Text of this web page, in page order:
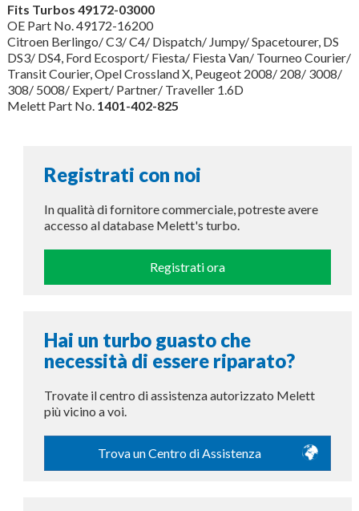
Fits Turbos 49172-03000
OE Part No. 49172-16200
Citroen Berlingo/ C3/ C4/ Dispatch/ Jumpy/ Spacetourer, DS
DS3/ DS4, Ford Ecosport/ Fiesta/ Fiesta Van/ Tourneo Courier/
Transit Courier, Opel Crossland X, Peugeot 2008/ 208/ 3008/
308/ 5008/ Expert/ Partner/ Traveller 1.6D
Melett Part No. 1401-402-825
Registrati con noi
In qualità di fornitore commerciale, potreste avere
accesso al database Melett's turbo.
Registrati ora
Hai un turbo guasto che
necessità di essere riparato?
Trovate il centro di assistenza autorizzato Melett
più vicino a voi.
Trova un Centro di Assistenza